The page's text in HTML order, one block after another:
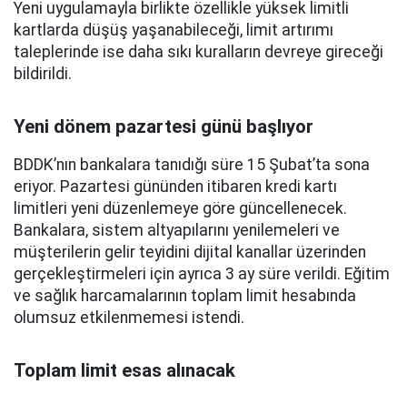
Yeni uygulamayla birlikte özellikle yüksek limitli
kartlarda düşüş yaşanabileceği, limit artırımı
taleplerinde ise daha sıkı kuralların devreye gireceği
bildirildi.
Yeni dönem pazartesi günü başlıyor
BDDK’nın bankalara tanıdığı süre 15 Şubat’ta sona
eriyor. Pazartesi gününden itibaren kredi kartı
limitleri yeni düzenlemeye göre güncellenecek.
Bankalara, sistem altyapılarını yenilemeleri ve
müşterilerin gelir teyidini dijital kanallar üzerinden
gerçekleştirmeleri için ayrıca 3 ay süre verildi. Eğitim
ve sağlık harcamalarının toplam limit hesabında
olumsuz etkilenmemesi istendi.
Toplam limit esas alınacak